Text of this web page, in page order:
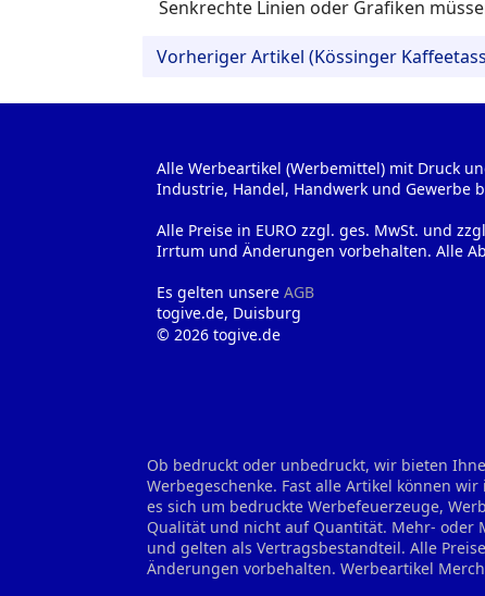
Senkrechte Linien oder Grafiken
Vorheriger Artikel (Kössinger
Alle Werbeartikel (Werbemittel) mit Druck
Industrie, Handel, Handwerk und Gewerbe
Alle Preise in EURO zzgl. ges. MwSt. und
Irrtum und Änderungen vorbehalten. Alle
Es gelten unsere AGB
togive.de, Duisburg
© 2026 togive.de
Ob bedruckt oder unbedruckt, wir bieten
Werbegeschenke. Fast alle Artikel können
es sich um bedruckte Werbefeuerzeuge,
Qualität und nicht auf Quantität. Mehr- oder
und gelten als Vertragsbestandteil. Alle
Änderungen vorbehalten. Werbeartikel